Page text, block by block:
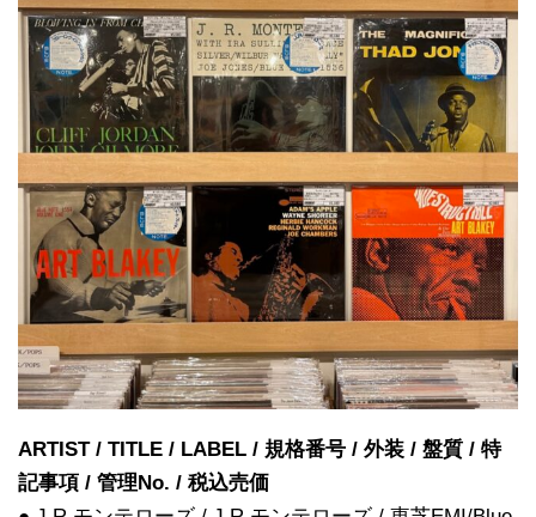
ARTIST / TITLE / LABEL / 規格番号 / 外装 / 盤質 / 特
記事項 / 管理No. / 税込売価